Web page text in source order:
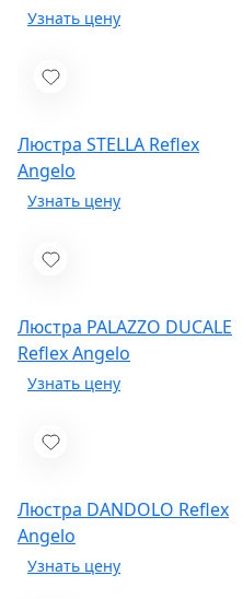
Люстра STELLA Reflex
Angelo
Люстра PALAZZO DUCALE
Reflex Angelo
Люстра DANDOLO Reflex
Angelo